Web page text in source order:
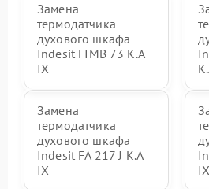
Замена
термодатчика
духового шкафа
Indesit FIMB 73 K.A
IX
Замена
термодатчика
духового шкафа
Indesit FA 217 J K.A
IX
IX